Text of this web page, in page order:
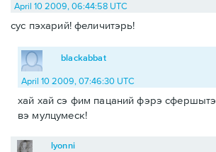
April 10 2009, 06:44:58 UTC
сус пэхарий! феличитэрь!
blackabbat
April 10 2009, 07:46:30 UTC
хай хай сэ фим пацаний фэрэ сфершытэ
вэ мулцумеск!
lyonni